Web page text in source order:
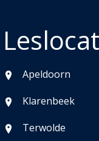
Apeldoorn
Klarenbeek
Terwolde